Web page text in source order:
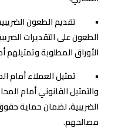
• تقديم الطعون
الطعون على التقديرات
الأوراق المطلوبة وتمثيلهم
• تمثيل العملاء أمام
والتمثيل القانوني أمام
الضريبية، لضمان حماية
مصالحهم.